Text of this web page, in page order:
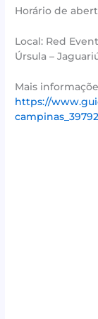
Horário de
Local: Red
Úrsula –
Mais
https://
campinas_39792